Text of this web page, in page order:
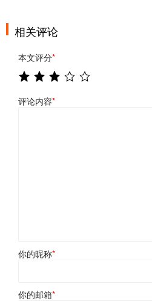
相关评论
本文评分*
评论内容*
你的昵称*
你的邮箱*